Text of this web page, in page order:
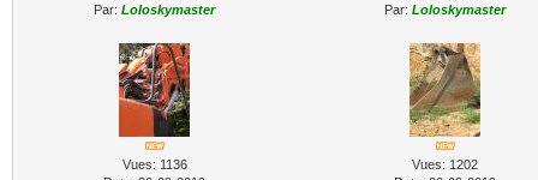
Par: Loloskymaster
Par: Loloskymaster
Vues: 1136
Vues: 1202